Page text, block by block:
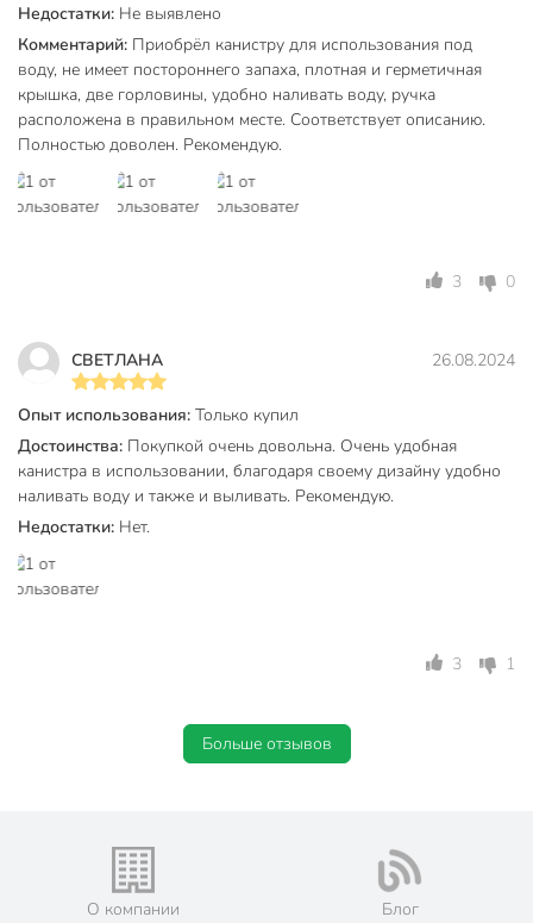
Длина, см
Диаметр горловины, мм
50 мм
Бренд
Альтернатива
Страна производства
Тип
Особенности конструкции
со сливом
Назначение
для воды
Артикул производителя
М427
Вес в упаковке
Габариты упаковки
Недостатки: Не выявлено
Комментарий: Приобрёл канистру для использования под
воду, не имеет постороннего запаха, плотная и герметичная
крышка, две горловины, удобно наливать воду, ручка
расположена в правильном месте. Соответствует описанию.
Полностью доволен. Рекомендую.
3 0
СВЕТЛАНА 26.08.2024
Опыт использования: Только купил
Достоинства: Покупкой очень довольна. Очень удобная
канистра в использовании, благодаря своему дизайну удобно
наливать воду и также и выливать. Рекомендую.
Недостатки: Нет.
3 1
Больше отзывов
О компании Блог